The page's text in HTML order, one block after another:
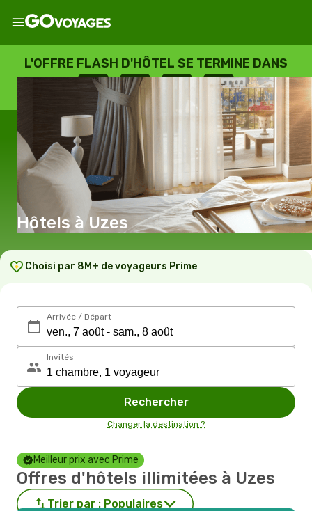
L'OFFRE FLASH D'HÔTEL SE TERMINE DANS
--
JOURS
: --
HEURES
: --
SECONDES
Hôtels à Uzes
Choisi par 8M+ de voyageurs Prime
Arrivée / Départ
Invités
Rechercher
Changer la destination ?
Meilleur prix avec Prime
Offres d'hôtels illimitées à Uzes
Trier par : Populaires